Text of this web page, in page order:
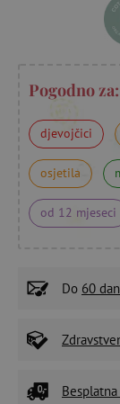
Pogodno za:
djevojčici
osjetila
od 12 mjeseci
Do 60